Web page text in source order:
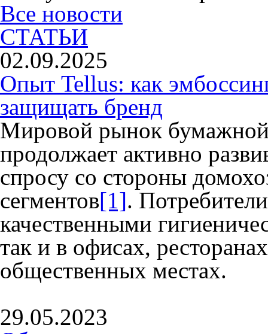
Все новости
СТАТЬИ
02.09.2025
Опыт Tellus: как
защищать бренд
Мировой рынок бумажной
продолжает активно
спросу со стороны
сегментов[1].
качественными
так и в офисах,
общественных местах.
29.05.2023